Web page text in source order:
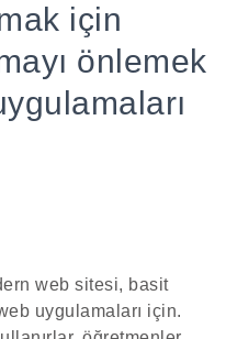
için
önlemek
web sitesi, basit
uygulamaları için.